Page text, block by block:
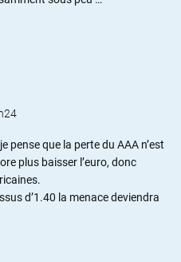
pense que la perte du AAA n’est
plus baisser l’euro, donc
d’1.40 la menace deviendra